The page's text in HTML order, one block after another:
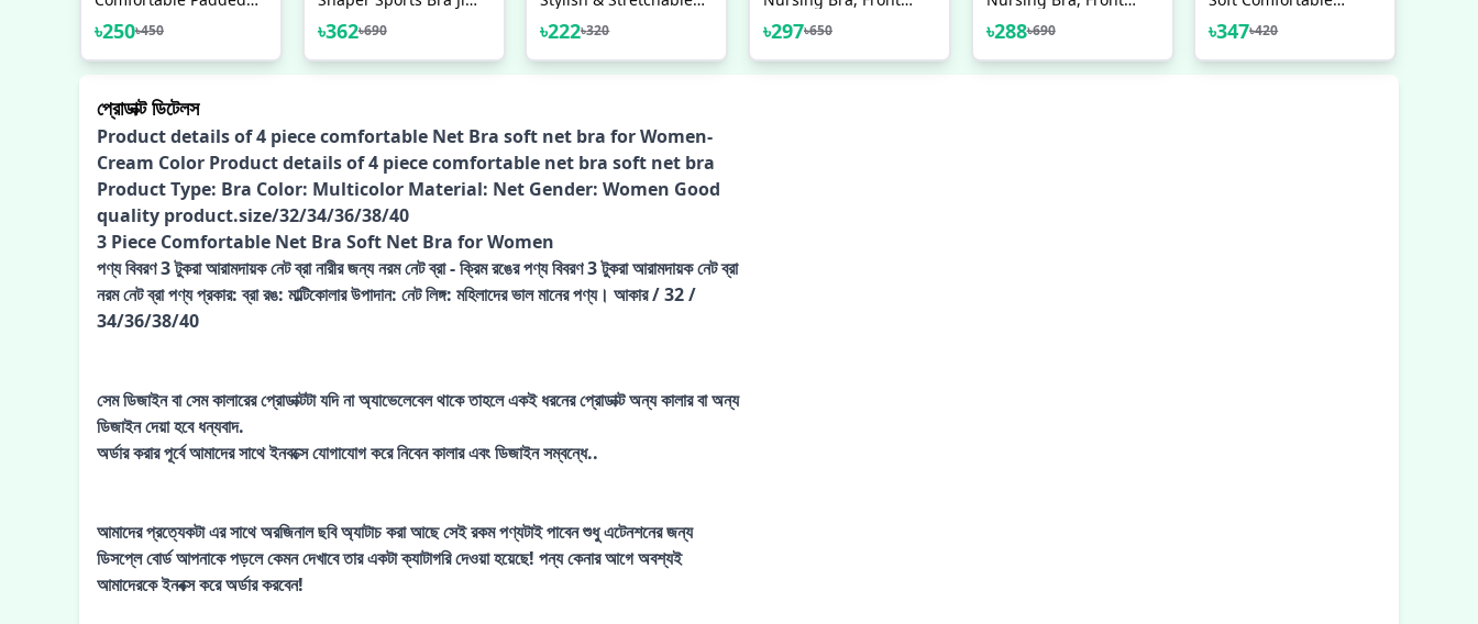
৳250৳450
Comfortable Bra
Women One PCS
৳362৳690
Women
৳222৳320
Yoga Sports Bra, Pure
৳297৳650
Yoga Sports Bra, Pure
One PCS
৳288৳690 ৳347৳420
প্রোডাক্ট ডিটেলস
Product details of 4 piece comfortable Net Bra soft net bra for Women-
Cream Color Product details of 4 piece comfortable net bra soft net bra
Product Type: Bra Color: Multicolor Material: Net Gender: Women Good
quality product.size/32/34/36/38/40
3 Piece Comfortable Net Bra Soft Net Bra for Women
পণ্য বিবরণ 3 টুকরা আরামদায়ক নেট ব্রা নারীর জন্য নরম নেট ব্রা - ক্রিম রঙের পণ্য বিবরণ 3 টুকরা আরামদায়ক নেট ব্রা
নরম নেট ব্রা পণ্য প্রকার: ব্রা রঙ: মাল্টিকোলার উপাদান: নেট লিঙ্গ: মহিলাদের ভাল মানের পণ্য। আকার / 32 /
34/36/38/40
সেম ডিজাইন বা সেম কালারের প্রোডাক্টটা যদি না অ্যাভেলেবেল থাকে তাহলে একই ধরনের প্রোডাক্ট অন্য কালার বা অন্য
ডিজাইন দেয়া হবে ধন্যবাদ.
অর্ডার করার পূর্বে আমাদের সাথে ইনবক্সে যোগাযোগ করে নিবেন কালার এবং ডিজাইন সম্বন্ধে..
আমাদের প্রত্যেকটা এর সাথে অরজিনাল ছবি অ্যাটাচ করা আছে সেই রকম পণ্যটাই পাবেন শুধু এটেনশনের জন্য
ডিসপ্লে বোর্ড আপনাকে পড়লে কেমন দেখাবে তার একটা ক্যাটাগরি দেওয়া হয়েছে! পন্য কেনার আগে অবশ্যই
আমাদেরকে ইনবক্স করে অর্ডার করবেন!